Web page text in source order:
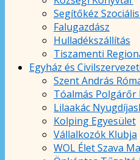
Segítőkéz
Falugazdász
Hulladékszállítás
Tiszamenti
Egyház és
Szent András
Tóalmás Polgárőr
Lilaakác
Kolping Egyesület
Vállalkozók Klubja
WOL Élet Szava